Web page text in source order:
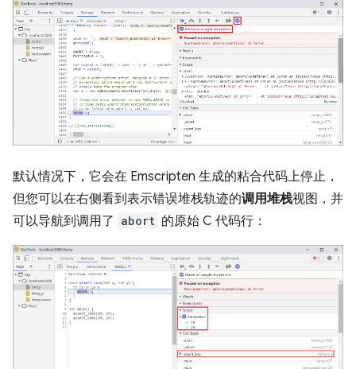
默认情况下，它会在 Emscripten 生成的粘合代码上停止，
但您可以在右侧看到表示错误堆栈轨迹的调用堆栈视图，并
可以导航到调用了 abort 的原始 C 代码行：